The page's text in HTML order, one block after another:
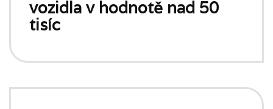
vozidla v hodnotě nad 50
tisíc